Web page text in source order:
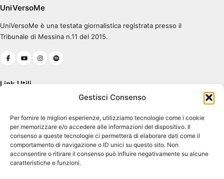
Gestisci Consenso
Per fornire le migliori esperienze, utilizziamo tecnologie come i cookie
per memorizzare e/o accedere alle informazioni del dispositivo. Il
consenso a queste tecnologie ci permetterà di elaborare dati come il
comportamento di navigazione o ID unici su questo sito. Non
acconsentire o ritirare il consenso può influire negativamente su alcune
caratteristiche e funzioni.
0:00
UniVersoMe
UniVersoMe è una testata giornalistica registrata presso il
Tribunale di Messina n.11 del 2015.
Link Utili
Cookie Policy (UE)
Terms & Conditions
Contatti